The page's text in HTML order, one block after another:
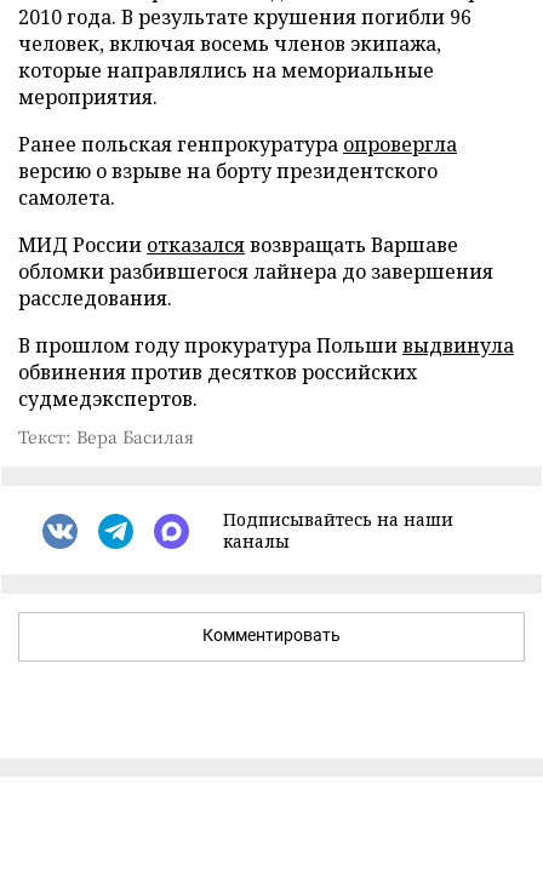
2010 года. В результате крушения погибли 96
человек, включая восемь членов экипажа,
которые направлялись на мемориальные
мероприятия.
Ранее польская генпрокуратура опровергла
версию о взрыве на борту президентского
самолета.
МИД России отказалсявозвращать Варшаве
обломки разбившегося лайнера до завершения
расследования.
В прошлом году прокуратура Польшивыдвинула
обвинения против десятков российских
судмедэкспертов.
Текст: Вера Басилая
Подписывайтесь на наши
каналы
Комментировать